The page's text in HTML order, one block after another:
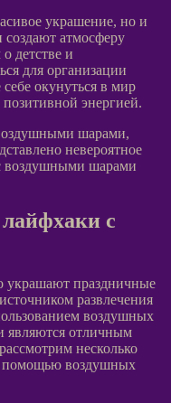
украшение, но и
атмосферу
детстве и
для организации
окунуться в мир
энергией.
шарами,
невероятное
воздушными шарами
с
украшают праздничные
развлечения
воздушных
являются отличным
несколько
помощью воздушных